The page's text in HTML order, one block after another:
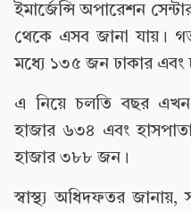
ইমার্জেন্সি অপারেশন
থেকে এসব জানা যায়।
মধ্যে ১৩৫ জন ঢাকার এবং
এ নিয়ে চলতি বছর এখন
হাজার ৬৩৪ এবং
হাজার ৩৮৮ জন।
স্বাস্থ্য অধিদফতর জানায়,